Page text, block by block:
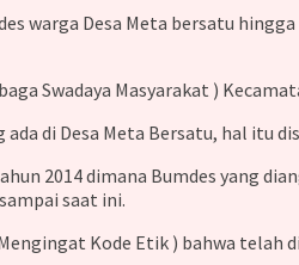
warga Desa Meta bersatu
Swadaya Masyarakat )
di Desa Meta Bersatu, hal itu
2014 dimana Bumdes yang
saat ini.
Kode Etik ) bahwa telah